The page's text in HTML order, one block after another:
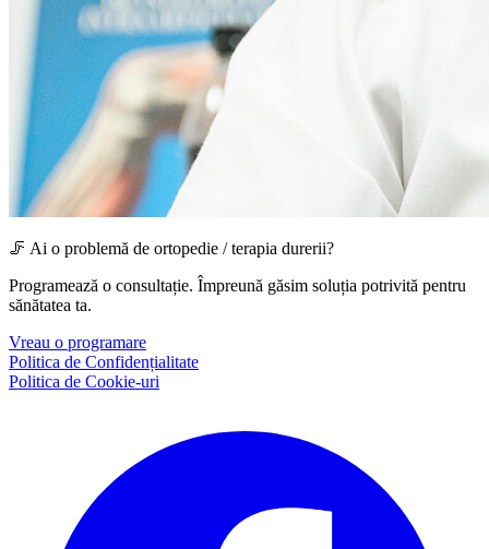
🦵 Ai o problemă de ortopedie / terapia durerii?
Programează o consultație. Împreună găsim soluția potrivită pentru
sănătatea ta.
Vreau o programare
Politica de Confidențialitate
Politica de Cookie-uri